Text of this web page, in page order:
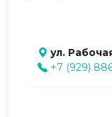
ул.
+7 (929)